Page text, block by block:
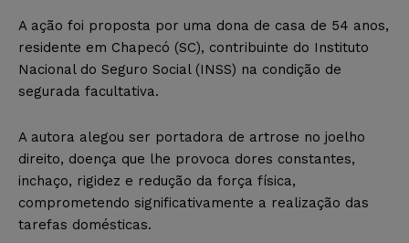
A ação foi proposta por uma dona de casa de 54 anos,
residente em Chapecó (SC), contribuinte do Instituto
Nacional do Seguro Social (INSS) na condição de
segurada facultativa.
A autora alegou ser portadora de artrose no joelho
direito, doença que lhe provoca dores constantes,
inchaço, rigidez e redução da força física,
comprometendo significativamente a realização das
tarefas domésticas.